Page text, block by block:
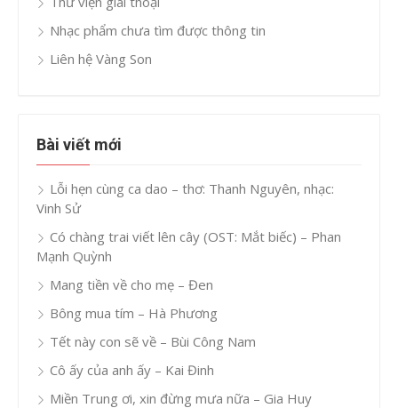
Nhạc phẩm chưa tìm được thông tin
Liên hệ Vàng Son
Bài viết mới
Lỗi hẹn cùng ca dao – thơ: Thanh Nguyên, nhạc:
Vinh Sử
Có chàng trai viết lên cây (OST: Mắt biếc) – Phan
Mạnh Quỳnh
Mang tiền về cho mẹ – Đen
Bông mua tím – Hà Phương
Tết này con sẽ về – Bùi Công Nam
Cô ấy của anh ấy – Kai Đinh
Miền Trung ơi, xin đừng mưa nữa – Gia Huy